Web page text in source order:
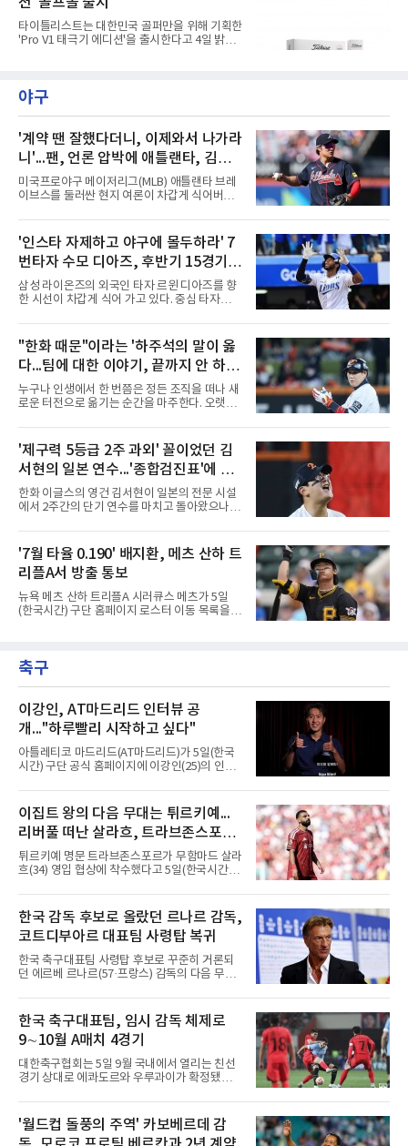
에서 총 3개의 지정 코스 중 원하는 코스를 플레
이하면 대회 기록이 자동으로 반영된다. 앱 내 리
더보드에서는 자신의 스코어와 현재 순위를 실
시간으로 확인할 수 있다. 김캐디는 이번 대회를
데 선착순 1,000명에게도 골프장갑을 증정한다.
지정 코스 3
타이틀리스트는 대한민국 골퍼만을 위해 기획한
'Pro V1 태극기 에디션'을 출시한다고 4일 밝혔
화이트 컬러를 바탕으로 흑색과 청색, 홍색을 절
제된 방식으로 배치해 대한민국의 정체성을 표
페셜 플레이 넘버 '81'을 새겼다. 측면에는 건곤
감리 문양을 활용한 전용 얼라인먼트가 적용됐
다.한종훈 기자 hjh@maniareport.com
야구
'계약 땐 잘했다더니, 이제와서 나가라
니'...팬, 언론 압박에 애틀랜타, 김하
성 방출하나?
미국프로야구 메이저리그(MLB) 애틀랜타 브레
이브스를 둘러싼 현지 여론이 차갑게 식어버렸
환호하던 분위기는 온데간데없고, 이제는 성적
부진과 부상을 이유로 팀에서 내보내야 한다는
목소리가 거세지고 있다.김하성은 이번 시즌을
앞두고 대형 계약을 체결하며 기대를 모았으나,
연이은 부상 공백과 극심한 타격 부진이 겹치며
구단과 팬들의 인내심을 한계에 다다르게 만들
었다. 야구계의 냉혹한 비즈니스 논리에 따라,
프 역시 팬들의 거센 항의와 언론의 날 선 비판에
서 자유로울 수 없는 상황이
'인스타 자제하고 야구에 몰두하라' 7
번타자 수모 디아즈, 후반기 15경기
홈런 제로
삼성 라이온즈의 외국인 타자 르윈 디아즈를 향
한 시선이 차갑게 식어 가고 있다. 중심 타자로서
한 부진에 빠지면서 팬들의 원성과 질책이 거세
지는 모양새다.특히 후반기 들어 나타나는 지독
한 홈런 부재는 팀의 고민을 깊게 만들고 있다.
디아즈는 후반기 15경기에 출전해 56타수를 소
화하는 동안 16개의 안타를 기록하며 0.286의
타율 자체는 나쁘지 않은 수치를 유지하고 있다.
그러나 홈런 생산 능력은 완전히 실종됐다. 중심
고, 이는 팀 전체의 공격력 저하로 직결되고 있
다. 최근 경기에서는
"한화 때문"이라는 '하주석의 말이 옳
다...팀에 대한 이야기, 끝까지 안 하는
게 도리
누구나 인생에서 한 번쯤은 정든 조직을 떠나 새
로운 터전으로 옮기는 순간을 마주한다. 오랫동
를 안고 떠난 곳이든 마침표를 찍는 일은 늘 복잡
한 감정을 동반한다. 그곳을 떠난 뒤 주위에서 묻
는다. "지금 여기 어때? 거기는 어땠어?" 이때 쏟
아지는 유혹은 달콤하다. 그동안 쌓였던 불만과
섭섭함을 토로하며 동조를 구하고 싶은 마음이
굴뚝같아진다. 하지만 사회생활의 오랜 격언이
자 진리는 명확하다. '전 회사 욕은 결국 누워서
며 깊은 여운을 남겼다. 오랫동안 한 팀의 주전으
로 헌신하다 새로운
'제구력 5등급 2주 과외' 꼴이었던 김
서현의 일본 연수...'종합검진표'에 불
과
한화 이글스의 영건 김서현이 일본의 전문 시설
에서 2주간의 단기 연수를 마치고 돌아왔으나,
출하며 야구 팬들과 전문가들 사이에 씁쓸한 뒷
맛을 남기고 있다.출국 당시만 해도 선수의 고질
적인 제구 문제를 해결할 특효약이 될 것처럼 포
장되었던 이번 연수는, 뚜껑을 열어보니 '제구력
5등급에게 2주짜리 족집게 과외를 붙여 1등급을
기대한 꼴'이었다는 냉정한 평가를 피하기 어렵
게 됐다.야구에서 투수의 제구력은 오랜 시간 투
오차나 하체 활용의 불균형은 수백, 수천 번의
교정 훈련과 실전 피드
'7월 타율 0.190' 배지환, 메츠 산하 트
리플A서 방출 통보
뉴욕 메츠 산하 트리플A 시러큐스 메츠가 5일
(한국시간) 구단 홈페이지 로스터 이동 목록을
런, 32타점으로 무난한 편이었다. 다만 7월 한 달
타율이 0.190까지 떨어지는 등 최근 방망이가 급
츠버그 파이리츠와 계약한 뒤 4년 만인 2022년
빅리그에 올라 역대 26번째 한국인 메이저리거
로 이름을 올렸다. 이듬해에는 111경기에 나서
타율 0.231, 2홈런, 32타점을 남기며 전성기를
보냈다.흐름은 2024시즌부터 꺾였다. 대부분을
마이너에서 보냈고 지난해
축구
이강인, AT마드리드 인터뷰 공
개..."하루빨리 시작하고 싶다"
아틀레티코 마드리드(AT마드리드)가 5일(한국
시간) 구단 공식 홈페이지에 이강인(25)의 인터
류를 앞둔 각오가 담겼다.구단이 파리 생제르맹
(PSG) 소속이던 그와의 계약을 알린 것은 지난
달 25일이다. 계약은 2031년 6월 30일까지이며,
현지 매체는 이적료를 3천500만유로에 옵션
500만유로가 붙는 조건으로 전했다.영상에서 이
강인은 유창한 스페인어로 훌륭한 클럽에 합류
하게 돼 기쁘다는 인사를 건넸다. 동료와 감독,
나지 못했다. 스페인행을 계획했으나 2022 항저
우 아시안게임 금메달에 따른 병역
이집트 왕의 다음 무대는 튀르키예...
리버풀 떠난 살라흐, 트라브존스포르
입단 초읽기
튀르키예 명문 트라브존스포르가 무함마드 살라
흐(34) 영입 협상에 착수했다고 5일(한국시간)
된 이집트 대표팀 공격수의 입단이 초읽기에 들
어갔다.구단은 살라흐가 현지시간 5일 낮 12시
이스탄불에 입국해 같은 날 저녁 트라브존에 도
착한다는 일정을 함께 공개했다. 환영 행사 시간
과 세부 내용은 공식 채널로 알리겠다고 했다.에
르투룰 도안 회장은 발표 직후 A스포르와 만나
아직 이적이 마무리된 단계는 아니라고 선을 그
예정이라고 로이터통신을 통해 밝혔다. 시점을
못 박지는 않았으나 현지시간
한국 감독 후보로 올랐던 르나르 감독,
코트디부아르 대표팀 사령탑 복귀
한국 축구대표팀 사령탑 후보로 꾸준히 거론되
던 에르베 르나르(57·프랑스) 감독의 다음 무대
시간) 르나르 감독을 대표팀 사령탑으로 선임했
다고 발표했다. 2014~2015년에 이은 두 번째 부
임으로, 당시 그는 팀에 2015 아프리카 네이션
스컵 우승을 안겼다.전임 에메르스 파에 감독은
2023 네이션스컵 우승과 2026 북중미 월드컵
사상 첫 토너먼트 진출을 이끌었으나 32강에서
노르웨이에 1-2로 진 뒤 계약 연장에 실패했다.
를 되돌리지 못했고, 튀니지는 3전 전패로 탈락
했다.이력 자체는 두텁다. 잠비아
한국 축구대표팀, 임시 감독 체제로
9∼10월 A매치 4경기
대한축구협회는 5일 9월 국내에서 열리는 친선
경기 상대로 에콰도르와 우루과이가 확정됐다고
를 4경기 상대가 모두 정해졌다.일정은 추석 연
휴를 앞둔 9월 24일 에콰도르전, 28일 우루과이
전 순이다. 앞서 공개된 대로 10월 2일에는 베네
'월드컵 돌풍의 주역' 카보베르데 감